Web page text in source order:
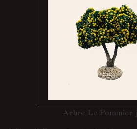
Arbre Le Pommier